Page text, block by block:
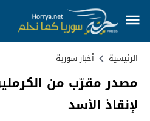
الرئيسية أخبار سورية
مصدر مقرّب من
لإنقاذ الأسد